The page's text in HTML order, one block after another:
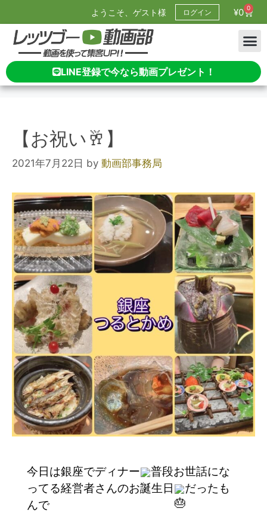
ようこそ、ゲスト様 ログイン ¥0 0
LINE登録で今なら動画プレゼント！
【お祝い🥂】
2021年7月22日 by 動画部事務局
今日は銀座でディナー
普段お世話にな
ってる経営者さんのお誕生日
だったも
んで